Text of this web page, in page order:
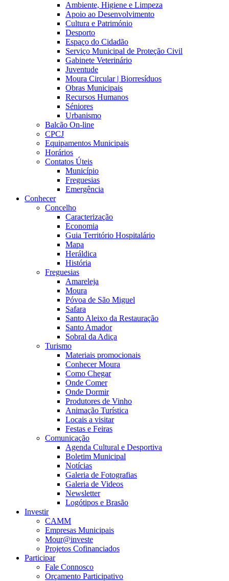
Ambiente, Higiene e Limpeza
Apoio ao Desenvolvimento
Cultura e Património
Desporto
Espaço do Cidadão
Serviço Municipal de Proteção Civil
Gabinete Veterinário
Juventude
Moura Circular | Biorresíduos
Obras Municipais
Recursos Humanos
Séniores
Urbanismo
Balcão On-line
CPCJ
Equipamentos Municipais
Horários
Contatos Úteis
Município
Freguesias
Emergência
Conhecer
Concelho
Caracterização
Economia
Guia Território Hospitalário
Mapa
Heráldica
História
Freguesias
Amareleja
Moura
Póvoa de São Miguel
Safara
Santo Aleixo da Restauração
Santo Amador
Sobral da Adiça
Turismo
Materiais promocionais
Conhecer Moura
Como Chegar
Onde Comer
Onde Dormir
Produtores de Vinho
Animação Turística
Locais a visitar
Festas e Feiras
Comunicação
Agenda Cultural e Desportiva
Boletim Municipal
Notícias
Galeria de Fotografias
Galeria de Videos
Newsletter
Logótipos e Brasão
Investir
CAMM
Empresas Municipais
Mour@investe
Projetos Cofinanciados
Participar
Fale Connosco
Orçamento Participativo